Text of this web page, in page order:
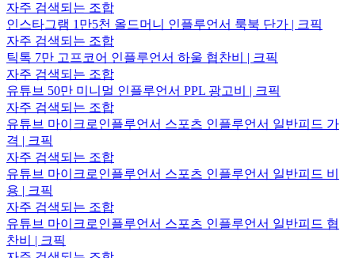
자주 검색되는 조합
인스타그램 1만5천 올드머니 인플루언서 룩북 단가 | 크픽
자주 검색되는 조합
틱톡 7만 고프코어 인플루언서 하울 협찬비 | 크픽
자주 검색되는 조합
유튜브 50만 미니멀 인플루언서 PPL 광고비 | 크픽
자주 검색되는 조합
유튜브 마이크로인플루언서 스포츠 인플루언서 일반피드 가
격 | 크픽
자주 검색되는 조합
유튜브 마이크로인플루언서 스포츠 인플루언서 일반피드 비
용 | 크픽
자주 검색되는 조합
유튜브 마이크로인플루언서 스포츠 인플루언서 일반피드 협
찬비 | 크픽